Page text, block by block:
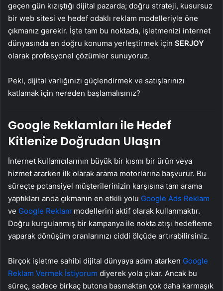
geçen gün kızıştığı dijital pazarda; doğru strateji, kusursuz
bir web sitesi ve hedef odaklı reklam modelleriyle öne
çıkmanız gerekir. İşte tam bu noktada, işletmenizi internet
dünyasında en doğru konuma yerleştirmek için SERJOY
olarak profesyonel çözümler sunuyoruz.
Peki, dijital varlığınızı güçlendirmek ve satışlarınızı
katlamak için nereden başlamalısınız?
Google Reklamları ile Hedef
Kitlenize Doğrudan Ulaşın
İnternet kullanıcılarının büyük bir kısmı bir ürün veya
hizmet ararken ilk olarak arama motorlarına başvurur. Bu
süreçte potansiyel müşterilerinizin karşısına tam arama
yaptıkları anda çıkmanın en etkili yolu Google Ads Reklam
ve Google Reklam modellerini aktif olarak kullanmaktır.
Doğru kurgulanmış bir kampanya ile nokta atışı hedefleme
yaparak dönüşüm oranlarınızı ciddi ölçüde artırabilirsiniz.
Birçok işletme sahibi dijital dünyaya adım atarken Google
Reklam Vermek İstiyorum diyerek yola çıkar. Ancak bu
süreç, sadece birkaç butona basmaktan çok daha karmaşık